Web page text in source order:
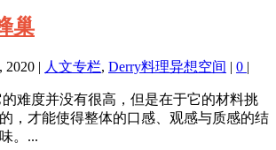
巢
2020 | 人文专栏, Derry料理异想空间 | 0 |
难度并没有很高，但是在于它的材料挑
，才能使得整体的口感、观感与质感的结
。...